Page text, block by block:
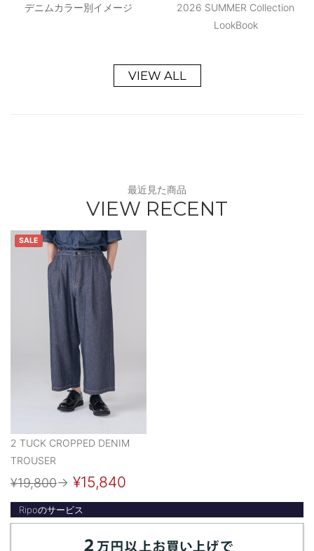
デニムカラー別イメージ
2026 SUMMER Collection
LookBook
VIEW ALL
最近見た商品
VIEW RECENT
SALE
2 TUCK CROPPED DENIM
TROUSER
¥19,800→ ¥15,840
Ripoのサービス